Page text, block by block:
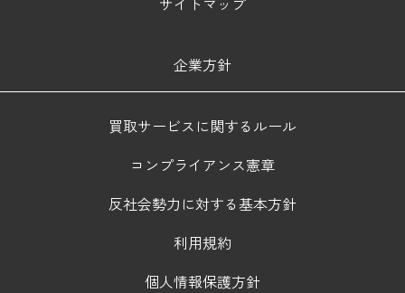
企業方針
買取サービスに関するルール
コンプライアンス憲章
反社会勢力に対する基本方針
利用規約
個人情報保護方針